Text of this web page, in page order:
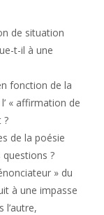
de situation
t-il à une
fonction de la
« affirmation de
?
de la poésie
?
» du
à une impasse
l’autre,